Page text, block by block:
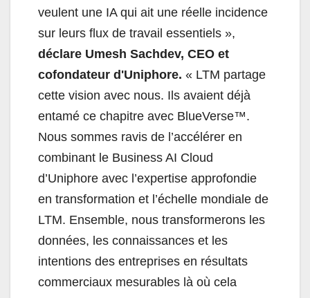
veulent une IA qui ait une réelle incidence
sur leurs flux de travail essentiels »,
déclare Umesh Sachdev, CEO et
cofondateur d'Uniphore. « LTM partage
cette vision avec nous. Ils avaient déjà
entamé ce chapitre avec BlueVerse™.
Nous sommes ravis de l’accélérer en
combinant le Business AI Cloud
d’Uniphore avec l’expertise approfondie
en transformation et l’échelle mondiale de
LTM. Ensemble, nous transformerons les
données, les connaissances et les
intentions des entreprises en résultats
commerciaux mesurables là où cela